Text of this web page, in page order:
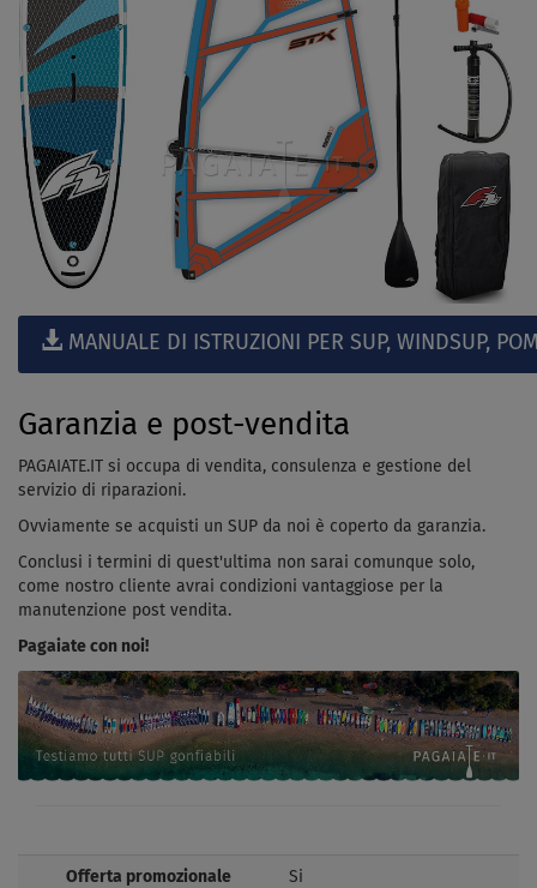
MANUALE DI ISTRUZIONI PER SUP, WINDSUP,
Garanzia e post-vendita
PAGAIATE.IT si occupa di vendita, consulenza e gestione del
servizio di riparazioni.
Ovviamente se acquisti un SUP da noi è coperto da garanzia.
Conclusi i termini di quest'ultima non sarai comunque solo,
come nostro cliente avrai condizioni vantaggiose per la
manutenzione post vendita.
Pagaiate con noi!
Offerta promozionale Si